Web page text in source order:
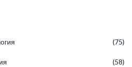
(75)
(58)